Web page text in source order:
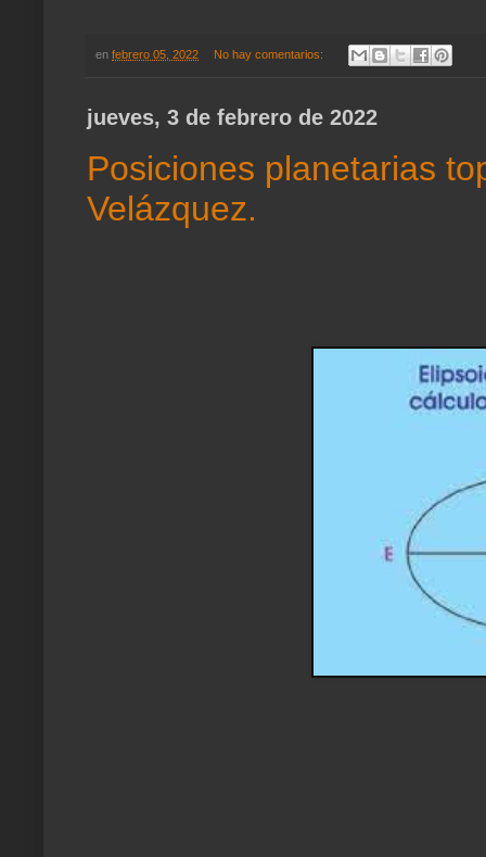
en febrero 05, 2022 No hay comentarios:
jueves, 3 de febrero de 2022
Posiciones planetarias
Velázquez.